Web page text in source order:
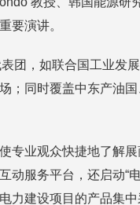
要演讲。
团，如联合国工业
；同时覆盖中东产油
专业观众快捷地了解
服务平台，还启动
建设项目的产品集